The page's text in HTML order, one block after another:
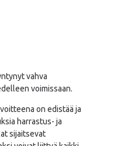
vahva
voimissaan.
on edistää ja
harrastus- ja
sijaitsevat